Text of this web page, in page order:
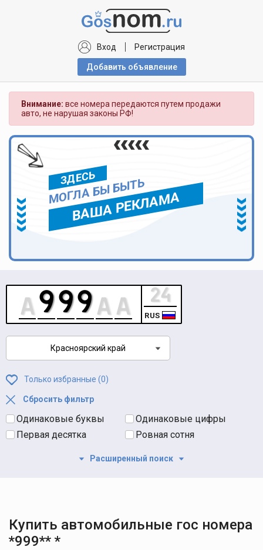
Вход Регистрация
Добавить объявлениe
Внимание: все номера передаются путем продажи
авто, не нарушая законы РФ!
ЗДЕСЬ
МОГЛА БЫ БЫТЬ
ВАША РЕКЛАМА
RUS
Красноярский край
Только избранные (0)
Сбросить фильтр
Одинаковые буквы
Одинаковые цифры
Первая десятка
Ровная сотня
Расширенный поиск
Купить автомобильные гос номера
*999** *